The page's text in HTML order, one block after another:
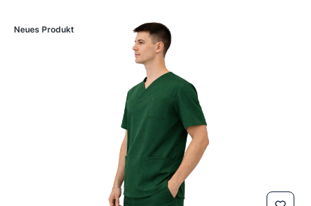
Neues Produkt